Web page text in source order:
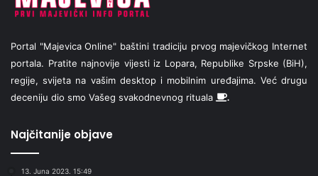
Portal "Majevica Online" baštini tradiciju prvog majevičkog Internet
portala. Pratite najnovije vijesti iz Lopara, Republike Srpske (BiH),
regije, svijeta na vašim desktop i mobilnim uređajima. Već drugu
deceniju dio smo Vašeg svakodnevnog rituala
.
Najčitanije objave
13. Juna 2023. 15:49